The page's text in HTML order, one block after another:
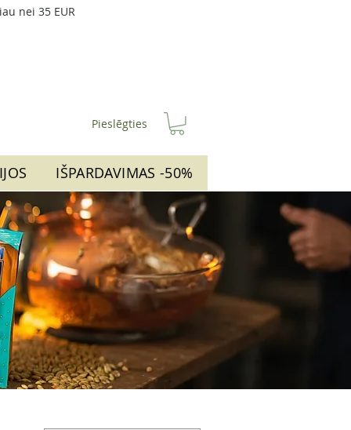
nei 35 EUR
Pieslēgties
IŠPARDAVIMAS -50%